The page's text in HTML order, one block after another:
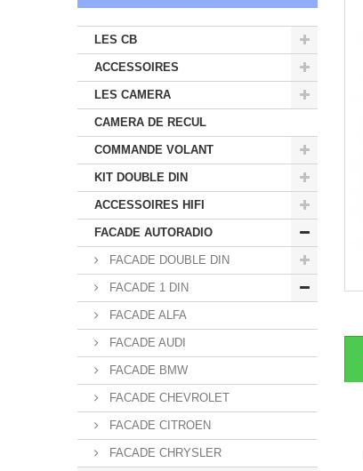
LES CB
ACCESSOIRES
LES CAMERA
CAMERA DE RECUL
COMMANDE VOLANT
KIT DOUBLE DIN
ACCESSOIRES HIFI
FACADE AUTORADIO
FACADE DOUBLE DIN
FACADE 1 DIN
FACADE ALFA
FACADE AUDI
FACADE BMW
FACADE CHEVROLET
FACADE CITROEN
FACADE CHRYSLER